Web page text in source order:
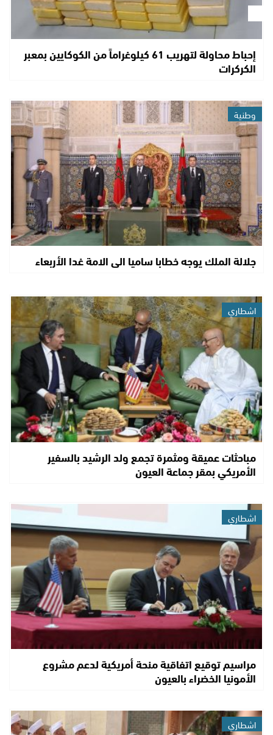
إحباط محاولة لتهريب 61 كيلوغراماً من الكوكايين بمعبر
الكركرات
وطنية
جلالة الملك يوجه خطابا ساميا الى الامة غدا الأربعاء
اشطاري
مباحثات عميقة ومثمرة تجمع ولد الرشيد بالسفير
الأمريكي بمقر جماعة العيون
اشطاري
مراسيم توقيع اتفاقية منحة أمريكية لدعم مشروع
الأمونيا الخضراء بالعيون
اشطاري